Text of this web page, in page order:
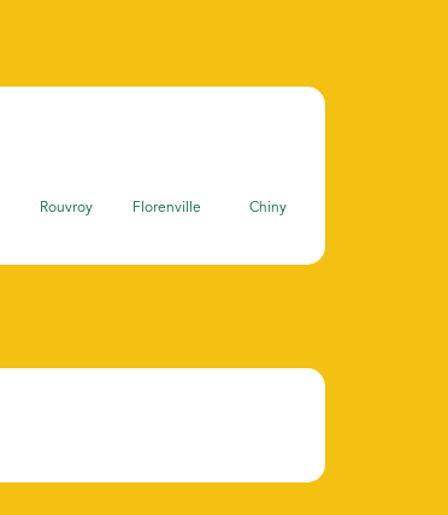
Rouvroy Florenville Chiny